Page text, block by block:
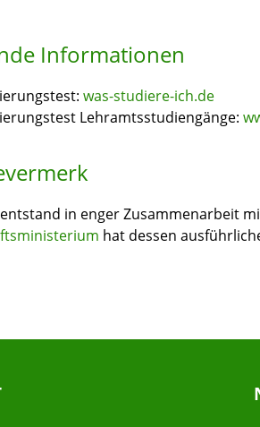
Informationen
was-studiere-ich.de
Lehramtsstudiengänge:
in enger Zusammenarbeit
hat dessen